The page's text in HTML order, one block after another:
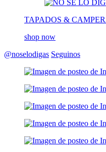
TAPADOS &
shop now
@noselodigas Seguinos